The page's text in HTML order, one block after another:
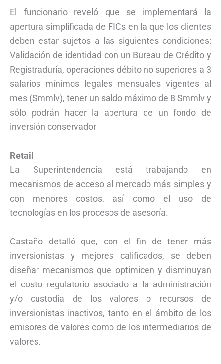
El funcionario reveló que se implementará la
apertura simplificada de FICs en la que los clientes
deben estar sujetos a las siguientes condiciones:
Validación de identidad con un Bureau de Crédito y
Registraduría, operaciones débito no superiores a 3
salarios mínimos legales mensuales vigentes al
mes (Smmlv), tener un saldo máximo de 8 Smmlv y
sólo podrán hacer la apertura de un fondo de
inversión conservador
Retail
La Superintendencia está trabajando en
mecanismos de acceso al mercado más simples y
con menores costos, así como el uso de
tecnologías en los procesos de asesoría.
Castaño detalló que, con el fin de tener más
inversionistas y mejores calificados, se deben
diseñar mecanismos que optimicen y disminuyan
el costo regulatorio asociado a la administración
y/o custodia de los valores o recursos de
inversionistas inactivos, tanto en el ámbito de los
emisores de valores como de los intermediarios de
valores.